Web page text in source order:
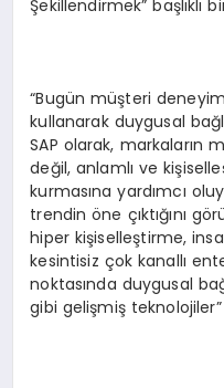
Şekillendirmek” başlıklı
“Bugün müşteri
kullanarak duygusal
SAP olarak, markaların
değil, anlamlı ve
kurmasına yardımcı
trendin öne çıktığını
hiper kişiselleştirme,
kesintisiz çok kanallı
noktasında duygusal
gibi gelişmiş